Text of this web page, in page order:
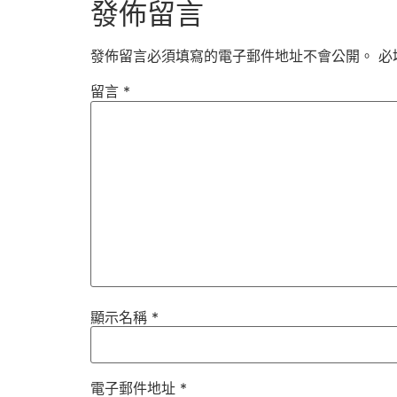
發佈留言
發佈留言必須填寫的電子郵件地址不會公開。 必
留言 *
顯示名稱 *
電子郵件地址 *